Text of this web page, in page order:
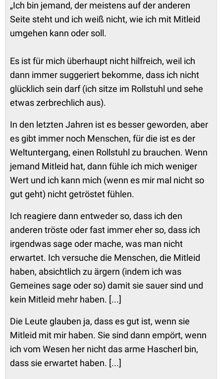
„Ich bin jemand, der meistens auf der anderen
Seite steht und ich weiß nicht, wie ich mit Mitleid
umgehen kann oder soll.
Es ist für mich überhaupt nicht hilfreich, weil ich
dann immer suggeriert bekomme, dass ich nicht
glücklich sein darf (ich sitze im Rollstuhl und sehe
etwas zerbrechlich aus).
In den letzten Jahren ist es besser geworden, aber
es gibt immer noch Menschen, für die ist es der
Weltuntergang, einen Rollstuhl zu brauchen. Wenn
jemand Mitleid hat, dann fühle ich mich weniger
Wert und ich kann mich (wenn es mir mal nicht so
gut geht) nicht getröstet fühlen.
Ich reagiere dann entweder so, dass ich den
anderen tröste oder fast immer eher so, dass ich
irgendwas sage oder mache, was man nicht
erwartet. Ich versuche die Menschen, die Mitleid
haben, absichtlich zu ärgern (indem ich was
Gemeines sage oder so) damit sie sauer sind und
kein Mitleid mehr haben. [...]
Die Leute glauben ja, dass es gut ist, wenn sie
Mitleid mit mir haben. Sie sind dann empört, wenn
ich vom Wesen her nicht das arme Hascherl bin,
dass sie erwartet haben. [...]